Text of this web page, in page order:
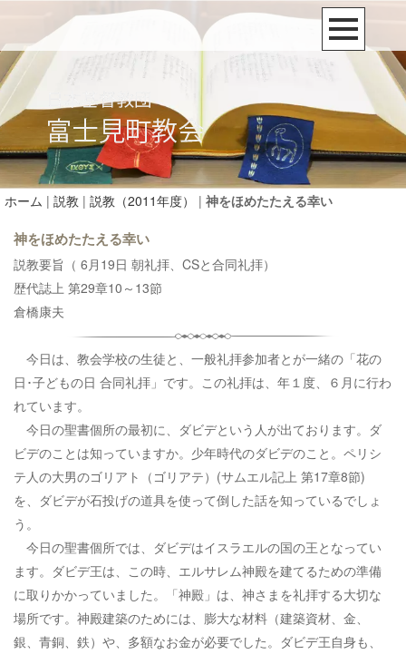
ホーム | 説教 | 説教（2011年度） | 神をほめたたえる幸い
神をほめたたえる幸い
説教要旨（ 6月19日 朝礼拝、CSと合同礼拝）
歴代誌上 第29章10～13節
倉橋康夫
今日は、教会学校の生徒と、一般礼拝参加者とが一緒の「花の
日･子どもの日 合同礼拝」です。この礼拝は、年１度、６月に行わ
れています。
今日の聖書個所の最初に、ダビデという人が出ております。ダ
ビデのことは知っていますか。少年時代のダビデのこと。ペリシ
テ人の大男のゴリアト（ゴリアテ）(サムエル記上 第17章8節)
を、ダビデが石投げの道具を使って倒した話を知っているでしょ
う。
今日の聖書個所では、ダビデはイスラエルの国の王となってい
ます。ダビデ王は、この時、エルサレム神殿を建てるための準備
に取りかかっていました。「神殿」は、神さまを礼拝する大切な
場所です。神殿建築のためには、膨大な材料（建築資材、金、
銀、青銅、鉄）や、多額なお金が必要でした。ダビデ王自身も、